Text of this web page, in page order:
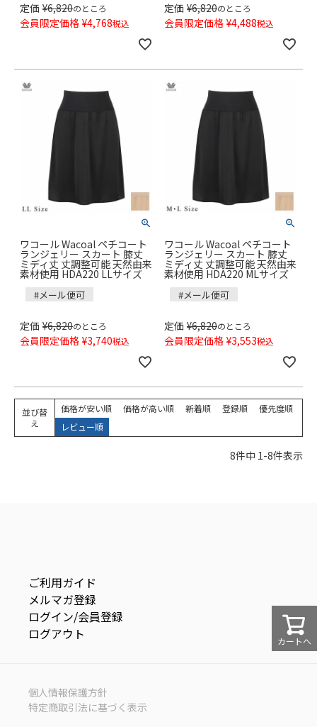
定価 ¥6,820のところ
会員限定価格 ¥4,768税込
定価 ¥6,820のところ
会員限定価格 ¥4,488税込
ワコール Wacoal ペチコート
ランジェリー スカート 膝丈
ミディ丈 丈調整可能 天然由来
素材使用 HDA220 LLサイズ
#メール便可
定価 ¥6,820のところ
会員限定価格 ¥3,740税込
ワコール Wacoal ペチコート
ランジェリー スカート 膝丈
ミディ丈 丈調整可能 天然由来
素材使用 HDA220 MLサイズ
#メール便可
定価 ¥6,820のところ
会員限定価格 ¥3,553税込
並び替
え
価格が安い順 価格が高い順 新着順 登録順
優先度順
レビュー順
8件中 1-8件表示
カートへ
ご利用ガイド
メルマガ登録
ログイン/会員登録
ログアウト
個人情報保護方針
特定商取引法に基づく表示